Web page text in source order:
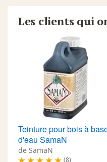
Les clients qui
Teinture pour bois à
d'eau SamaN
de SamaN
(8)